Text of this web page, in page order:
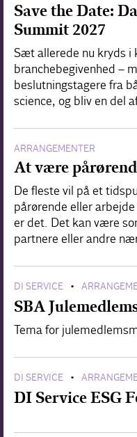
Save the Date:
Summit 2027
Sæt allerede nu kryds i
branchebegivenhed –
beslutningstagere fra
science, og bliv en del
ARRANGEMENTER
At være
De fleste vil på et
pårørende eller
er det. Det kan være
partnere eller andre
DI SERVICE •
SBA
Tema for
DI SERVICE •
DI Service ESG